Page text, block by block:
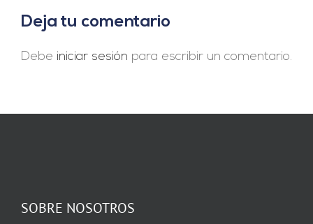
Deja tu comentario
Debe iniciar sesión para escribir un comentario.
SOBRE NOSOTROS